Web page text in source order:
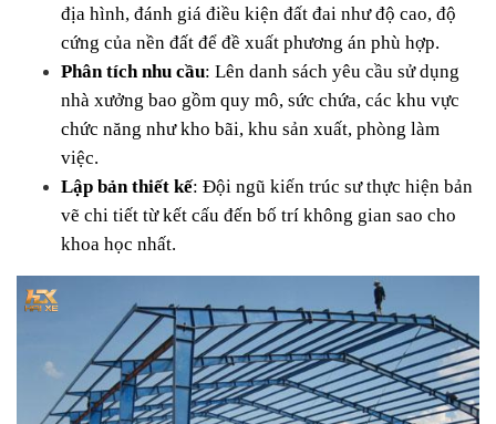
địa hình, đánh giá điều kiện đất đai như độ cao, độ
cứng của nền đất để đề xuất phương án phù hợp.
Phân tích nhu cầu: Lên danh sách yêu cầu sử dụng
nhà xưởng bao gồm quy mô, sức chứa, các khu vực
chức năng như kho bãi, khu sản xuất, phòng làm
việc.
Lập bản thiết kế: Đội ngũ kiến trúc sư thực hiện bản
vẽ chi tiết từ kết cấu đến bố trí không gian sao cho
khoa học nhất.